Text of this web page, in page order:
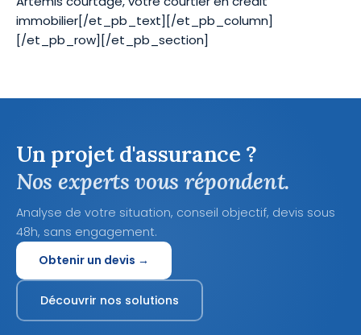
immobilier[/et_pb_text][/et_pb_column]
[/et_pb_row][/et_pb_section]
Un projet d'assurance ?
Nos experts vous répondent.
Analyse de votre situation, conseil objectif, devis sous
48h, sans engagement.
Obtenir un devis →
Découvrir nos solutions